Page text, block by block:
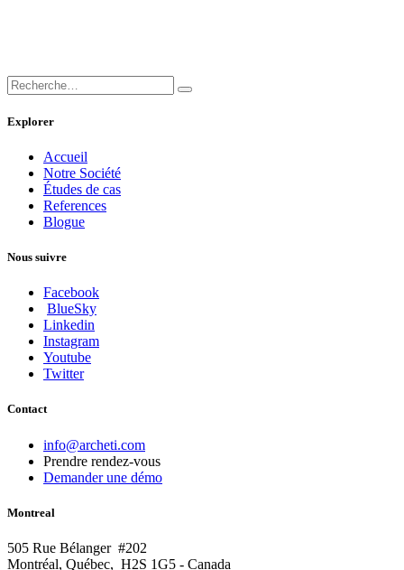
Explorer
Accueil
Notre Société
Études de cas
References
Blogue
Nous suivre
Facebook
BlueSky
Linkedin
Instagram
Youtube
Twitter
Contact
info@archeti.com
Prendre rendez-vous
Demander une démo
Montreal
505 Rue Bélanger #202
Montréal, Québec, H2S 1G5 - Canada